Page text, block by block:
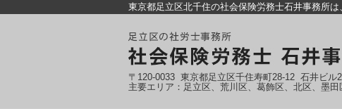
東京都足立区北千住の社会保険労務士石井事務所
〒120-0033 東京都足立区千住寿町28-12 石井ビル2
主要エリア：足立区、荒川区、葛飾区、北区、墨